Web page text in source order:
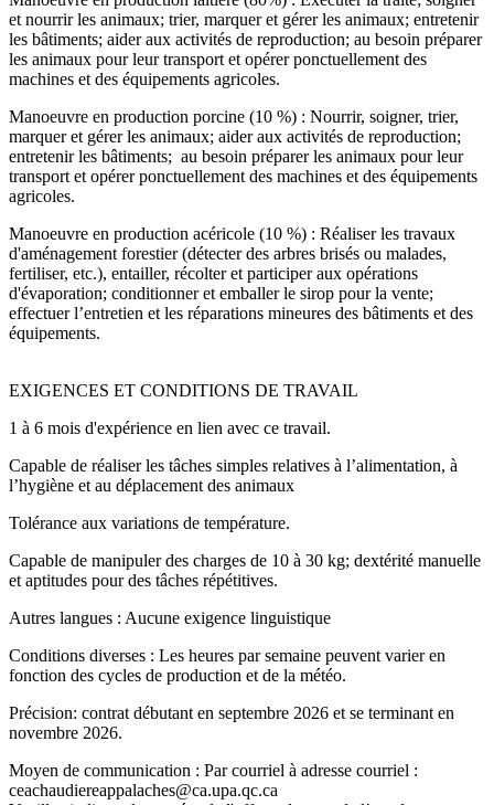
et nourrir les animaux; trier, marquer et gérer les animaux; entretenir
les bâtiments; aider aux activités de reproduction; au besoin préparer
les animaux pour leur transport et opérer ponctuellement des
machines et des équipements agricoles.
Manoeuvre en production porcine (10 %) : Nourrir, soigner, trier,
marquer et gérer les animaux; aider aux activités de reproduction;
entretenir les bâtiments; au besoin préparer les animaux pour leur
transport et opérer ponctuellement des machines et des équipements
agricoles.
Manoeuvre en production acéricole (10 %) : Réaliser les travaux
d'aménagement forestier (détecter des arbres brisés ou malades,
fertiliser, etc.), entailler, récolter et participer aux opérations
d'évaporation; conditionner et emballer le sirop pour la vente;
effectuer l’entretien et les réparations mineures des bâtiments et des
équipements.
EXIGENCES ET CONDITIONS DE TRAVAIL
1 à 6 mois d'expérience en lien avec ce travail.
Capable de réaliser les tâches simples relatives à l’alimentation, à
l’hygiène et au déplacement des animaux
Tolérance aux variations de température.
Capable de manipuler des charges de 10 à 30 kg; dextérité manuelle
et aptitudes pour des tâches répétitives.
Autres langues : Aucune exigence linguistique
Conditions diverses : Les heures par semaine peuvent varier en
fonction des cycles de production et de la météo.
Précision: contrat débutant en septembre 2026 et se terminant en
novembre 2026.
Moyen de communication : Par courriel à adresse courriel :
ceachaudiereappalaches@ca.upa.qc.ca